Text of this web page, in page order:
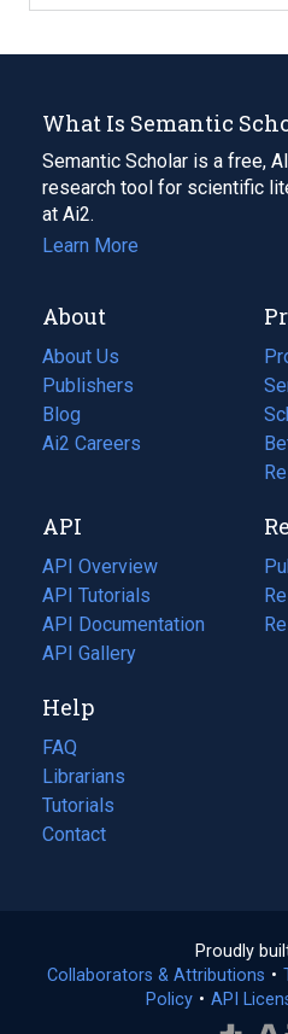
What Is Semantic
Semantic Scholar is a free,
research tool for scientific
at Ai2.
Learn More
About
About Us
Publishers
Blog
(opens
in
tab)
Ai2 Careers
(opens
new
tab)
API
API Overview
API Tutorials
API Documentation
(opens
in
new
tab)
API Gallery
in
a
in
Help
FAQ
Librarians
Tutorials
Contact
Proudly
Collaborators & Attributions •
Policy(opens
• API